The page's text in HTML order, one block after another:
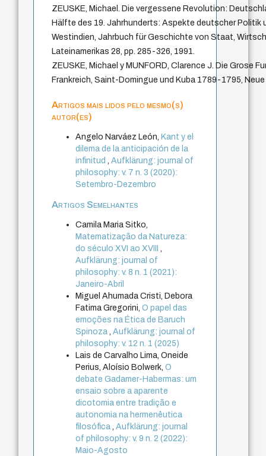
ZEUSKE, Michael. Die vergessene Revolution:
Hälfte des 19. Jahrhunderts: Aspekte deutscher Politik
Westindien, Jahrbuch für Geschichte von Staat,
Lateinamerikas 28, pp. 285-326, 1991.
ZEUSKE, Michael y MUNFORD, Clarence J. Die Grose
Frankreich, Saint-Domingue und Kuba 1789-1795,
Artigos mais lidos pelo mesmo(s)
autor(es)
Angelo Narváez León, Kant y el
dilema de la anticipación de la
infinitud,Aufklärung: journal of
philosophy: v. 7 n. 3 (2020):
Setembro-Dezembro
Artigos Semelhantes
Camila Maria Sitko,
Matematização da Natureza:
do século XVI ao XVIII,
Aufklärung: journal of
philosophy: v. 8 n. 1 (2021):
Janeiro-Abril
Miguel Ahumada Cristi, Debora
Fatima Gregorini,O papel das
emoções na Ética de Baruch
Spinoza,Aufklärung: journal of
philosophy: v. 12 n. 1 (2025)
Lais de Carvalho Lima, Oneide
Perius, Aloísio Bolwerk,O
debate Gadamer-Habermas: um
ensaio sobre a aparente
dicotomia entre tradição e
autonomia na hermenêutica
filosófica,Aufklärung: journal
of philosophy: v. 9 n. 2 (2022):
Maio-Agosto